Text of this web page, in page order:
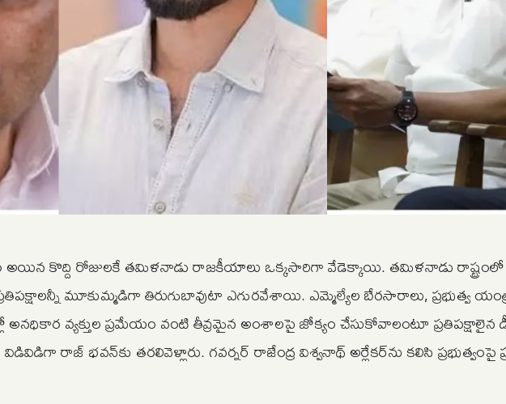
అయిన కొద్ది రోజులకే తమిళనాడు రాజకీయాలు ఒక్కసారిగా వేడెక్కాయి. తమిళనాడు
మూకుమ్మడిగా తిరుగుబావుటా ఎగురవేశాయి. ఎమ్మెల్యేల బేరసారాలు, ప్రభుత్వ
వ్యక్తుల ప్రమేయం వంటి తీవ్రమైన అంశాలపై జోక్యం చేసుకోవాలంటూ ప్రతిపక్షాలైన
రాజ్ భవన్‌కు తరలివెళ్లారు. గవర్నర్ రాజేంద్ర విశ్వనాథ్ అర్లేకర్‌ను కలిసి ప్రభుత్వంపై